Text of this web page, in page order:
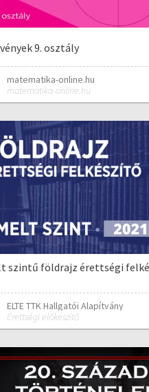
9. osztály
matematika-online.hu
matematika-online.hu
szintű földrajz érettségi
ELTE TTK Hallgatói Alapítvány
Érettségi előkészítő